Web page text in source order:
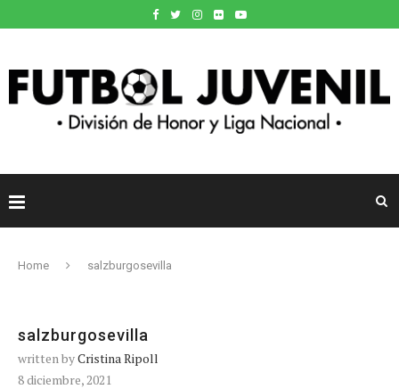
Home salzburgosevilla
salzburgosevilla
written byCristina Ripoll
8 diciembre, 2021